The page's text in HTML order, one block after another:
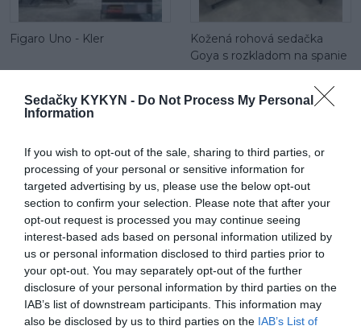
Sedačky KYKYN - Do Not Process My Personal
Information
If you wish to opt-out of the sale, sharing to third parties, or
processing of your personal or sensitive information for
targeted advertising by us, please use the below opt-out
section to confirm your selection. Please note that after your
opt-out request is processed you may continue seeing
interest-based ads based on personal information utilized by
us or personal information disclosed to third parties prior to
your opt-out. You may separately opt-out of the further
disclosure of your personal information by third parties on the
IAB’s list of downstream participants. This information may
also be disclosed by us to third parties on the IAB’s List of
Figaro Uno - Kler
Kožená rohová sedačka
Goya s rozkladom na spanie
Kožená sedačka Alexandria v
tvare U
Kožená rohová sedačka
Alexandria